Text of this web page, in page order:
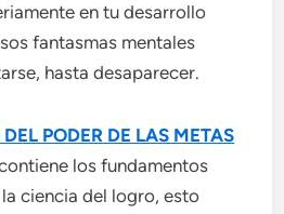
en tu desarrollo
fantasmas mentales
hasta desaparecer.
DEL PODER DE LAS METAS
los fundamentos
ciencia del logro, esto